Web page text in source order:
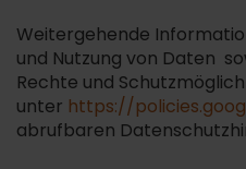
Weitergehende
und Nutzung von Daten
Rechte und
unter https://
abrufbaren